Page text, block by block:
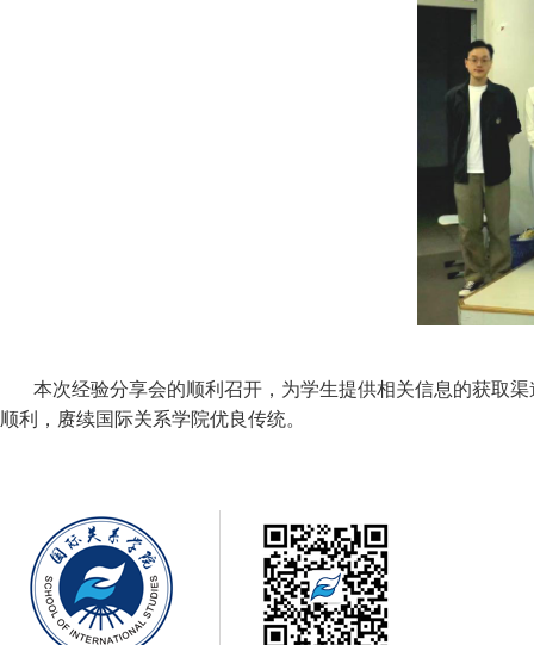
本次经验分享会的顺利召开，为学生提供相关信息的获取
顺利，赓续国际关系学院优良传统。